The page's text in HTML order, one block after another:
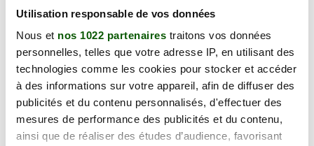
Utilisation responsable de vos données
Nous et nos 1022 partenaires traitons vos données
personnelles, telles que votre adresse IP, en utilisant des
technologies comme les cookies pour stocker et accéder
à des informations sur votre appareil, afin de diffuser des
publicités et du contenu personnalisés, d'effectuer des
mesures de performance des publicités et du contenu,
ainsi que de réaliser des études d’audience, favorisant
115.00 €
12 Bd Lakanal, 82200 Moissac
En forte demande
Annulation Gratuite jusqu'à 48h
mercredi 02 septembre 2026
115.00 €
12 Bd Lakanal, 82200 Moissac
En forte demande
mercredi 02 septembre 2026